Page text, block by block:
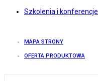
Szkolenia i konferencje
MAPA STRONY
OFERTA PRODUKTOWA